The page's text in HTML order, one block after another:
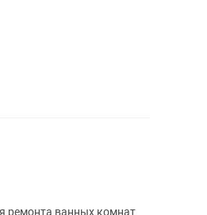
ремонта ванных комнат